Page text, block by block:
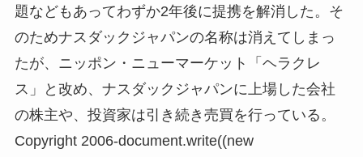
題などもあってわずか2年後に提携を解消した。そ
のためナスダックジャパンの名称は消えてしまっ
たが、ニッポン・ニューマーケット「ヘラクレ
ス」と改め、ナスダックジャパンに上場した会社
の株主や、投資家は引き続き売買を行っている。
Copyright 2006-document.write((new